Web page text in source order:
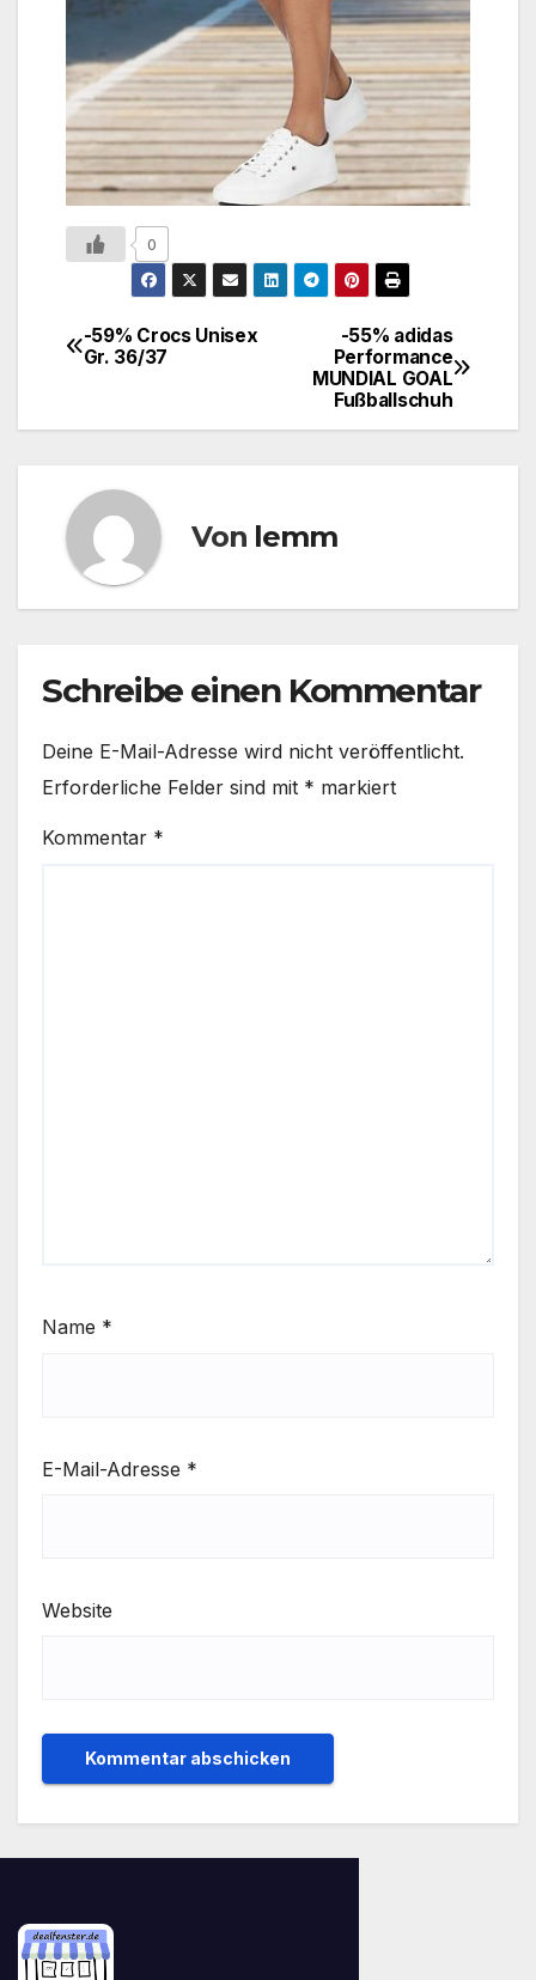
0
-55% adidas
Performance
MUNDIAL GOAL
Fußballschuh
-59% Crocs Unisex
Gr. 36/37
Von lemm
Schreibe einen Kommentar
Deine E-Mail-Adresse wird nicht veröffentlicht.
Erforderliche Felder sind mit * markiert
Kommentar *
Name *
E-Mail-Adresse *
Website